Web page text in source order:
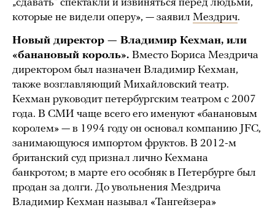
„сдавать“ спектакли и извиняться перед людьми,
которые не видели оперу», — заявил Мездрич.
Новый директор — Владимир Кехман, или
«банановый король». Вместо Бориса Мездрича
директором был назначен Владимир Кехман,
также возглавляющий Михайловский театр.
Кехман руководит петербургским театром с 2007
года. В СМИ чаще всего его именуют «банановым
королем» — в 1994 году он основал компанию JFC,
занимающуюся импортом фруктов. В 2012-м
британский суд признал лично Кехмана
банкротом; в марте его особняк в Петербурге был
продан за долги. До увольнения Мездрича
Владимир Кехман называл «Тангейзера»